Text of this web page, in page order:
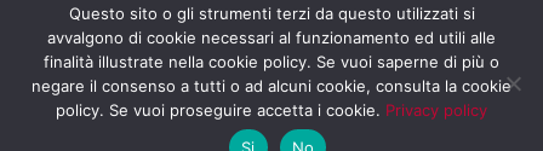
Questo sito o gli strumenti terzi da questo utilizzati si
avvalgono di cookie necessari al funzionamento ed utili alle
finalità illustrate nella cookie policy. Se vuoi saperne di più o
negare il consenso a tutti o ad alcuni cookie, consulta la cookie
policy. Se vuoi proseguire accetta i cookie. Privacy policy
Si
No